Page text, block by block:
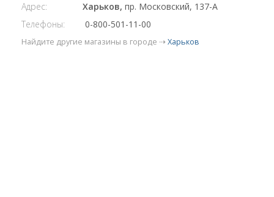
Адрес:
Харьков, пр. Московский, 137-А
Телефоны:
0-800-501-11-00
Найдите другие магазины в городе ⇢ Харьков